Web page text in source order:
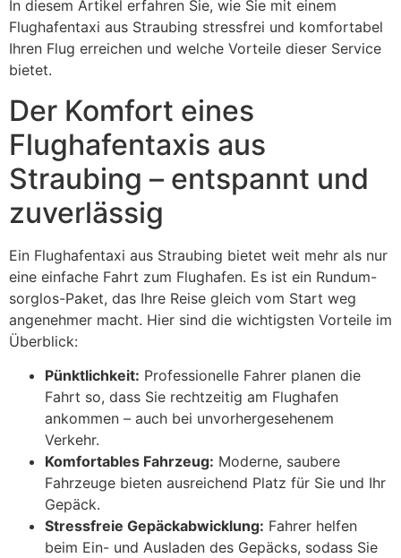
In diesem Artikel erfahren Sie, wie Sie mit einem
Flughafentaxi aus Straubing stressfrei und komfortabel
Ihren Flug erreichen und welche Vorteile dieser Service
bietet.
Der Komfort eines
Flughafentaxis aus
Straubing – entspannt und
zuverlässig
Ein Flughafentaxi aus Straubing bietet weit mehr als nur
eine einfache Fahrt zum Flughafen. Es ist ein Rundum-
sorglos-Paket, das Ihre Reise gleich vom Start weg
angenehmer macht. Hier sind die wichtigsten Vorteile im
Überblick:
Pünktlichkeit: Professionelle Fahrer planen die
Fahrt so, dass Sie rechtzeitig am Flughafen
ankommen – auch bei unvorhergesehenem
Verkehr.
Komfortables Fahrzeug: Moderne, saubere
Fahrzeuge bieten ausreichend Platz für Sie und Ihr
Gepäck.
Stressfreie Gepäckabwicklung: Fahrer helfen
beim Ein- und Ausladen des Gepäcks, sodass Sie